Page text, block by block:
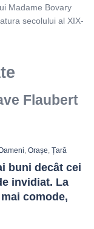
Madame Bovary
secolului al XIX-
Flaubert
, Orașe, Țară
buni decât cei
invidiat. La
comode,